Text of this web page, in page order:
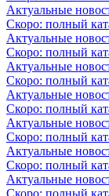
Актуальные
Скоро: полный
Актуальные
Скоро: полный
Актуальные
Скоро: полный
Актуальные
Скоро: полный
Актуальные
Скоро: полный
Актуальные
Скоро: полный
Актуальные
Скоро: полный